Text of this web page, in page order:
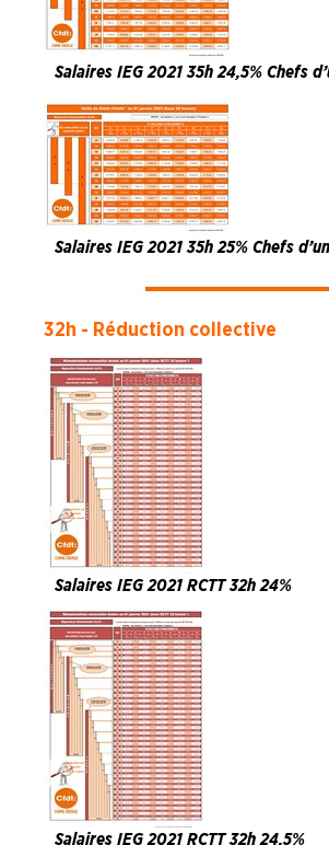
Salaires IEG 2021 35h 24,5% Chefs
Salaires IEG 2021 35h 25% Chefs
32h - Réduction collective
Salaires IEG 2021 RCTT 32h 24%
Salaires IEG 2021 RCTT 32h 24,5%